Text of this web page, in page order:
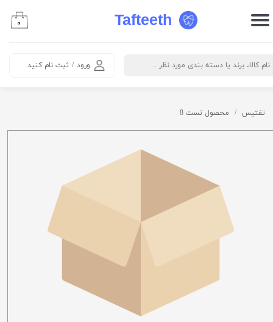
Tafteeth
ورود / ثبت نام کنید
حساب کاربری من
خروج از حساب کاربری
۰
تفتیس محصول تست 8